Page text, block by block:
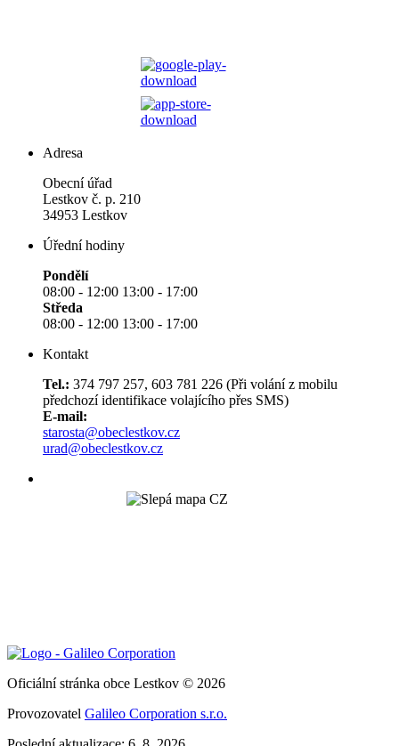
Adresa
Obecní úřad
Lestkov č. p. 210
34953 Lestkov
Úřední hodiny
Pondělí
08:00 - 12:00 13:00 - 17:00
Středa
08:00 - 12:00 13:00 - 17:00
Kontakt
Tel.: 374 797 257, 603 781 226 (Při volání z mobilu
předchozí identifikace volajícího přes SMS)
E-mail:
starosta@obeclestkov.cz
urad@obeclestkov.cz
Oficiální stránka obce Lestkov © 2026
Provozovatel Galileo Corporation s.r.o.